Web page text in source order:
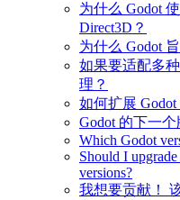
为什么 Godot
Direct3D？
为什么 Godot
如果要适配多
理？
如何扩展 Godot
Godot 的下一
Which Godot
Should I
versions?
我想要贡献！